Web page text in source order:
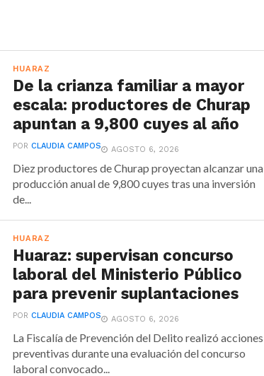
HUARAZ
De la crianza familiar a mayor
escala: productores de Churap
apuntan a 9,800 cuyes al año
PORCLAUDIA CAMPOS AGOSTO 6, 2026
Diez productores de Churap proyectan alcanzar una
producción anual de 9,800 cuyes tras una inversión
de...
HUARAZ
Huaraz: supervisan concurso
laboral del Ministerio Público
para prevenir suplantaciones
PORCLAUDIA CAMPOS AGOSTO 6, 2026
La Fiscalía de Prevención del Delito realizó acciones
preventivas durante una evaluación del concurso
laboral convocado...